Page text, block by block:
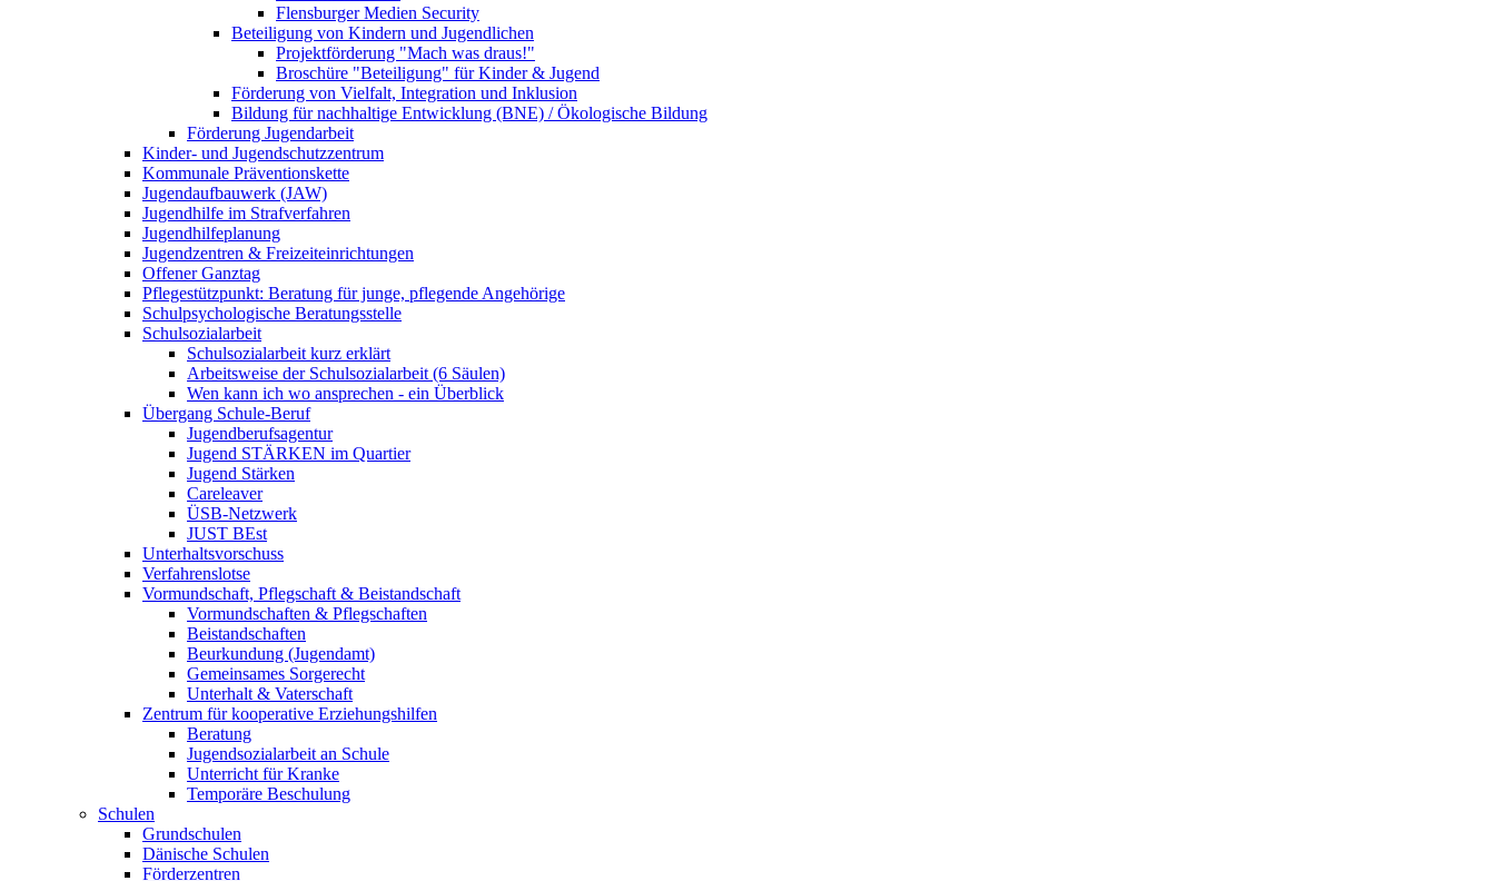
Flensburger Medien Security
Beteiligung von Kindern und Jugendlichen
Projektförderung "Mach was draus!"
Broschüre "Beteiligung" für Kinder & Jugend
Förderung von Vielfalt, Integration und Inklusion
Bildung für nachhaltige Entwicklung (BNE) / Ökologische Bildung
Förderung Jugendarbeit
Kinder- und Jugendschutzzentrum
Kommunale Präventionskette
Jugendaufbauwerk (JAW)
Jugendhilfe im Strafverfahren
Jugendhilfeplanung
Jugendzentren & Freizeiteinrichtungen
Offener Ganztag
Pflegestützpunkt: Beratung für junge, pflegende Angehörige
Schulpsychologische Beratungsstelle
Schulsozialarbeit
Schulsozialarbeit kurz erklärt
Arbeitsweise der Schulsozialarbeit (6 Säulen)
Wen kann ich wo ansprechen - ein Überblick
Übergang Schule-Beruf
Jugendberufsagentur
Jugend STÄRKEN im Quartier
Jugend Stärken
Careleaver
ÜSB-Netzwerk
JUST BEst
Unterhaltsvorschuss
Verfahrenslotse
Vormundschaft, Pflegschaft & Beistandschaft
Vormundschaften & Pflegschaften
Beistandschaften
Beurkundung (Jugendamt)
Gemeinsames Sorgerecht
Unterhalt & Vaterschaft
Zentrum für kooperative Erziehungshilfen
Beratung
Jugendsozialarbeit an Schule
Unterricht für Kranke
Temporäre Beschulung
Schulen
Grundschulen
Dänische Schulen
Förderzentren